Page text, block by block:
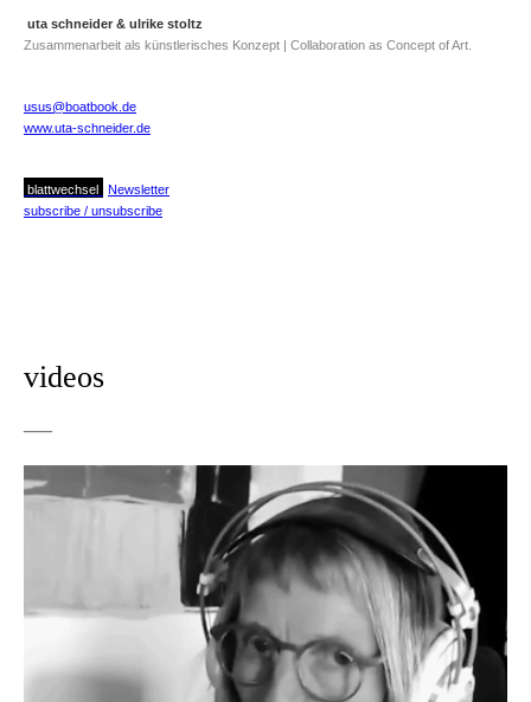
uta schneider & ulrike stoltz
Zusammenarbeit als künstlerisches Konzept | Collaboration as Concept of Art.
usus@boatbook.de
www.uta-schneider.de
blattwechsel
Newsletter
subscribe / unsubscribe
videos
—